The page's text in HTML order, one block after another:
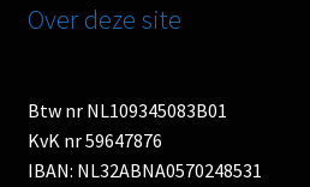
Over deze site
Btw nr NL109345083B01
KvK nr 59647876
IBAN: NL32ABNA0570248531